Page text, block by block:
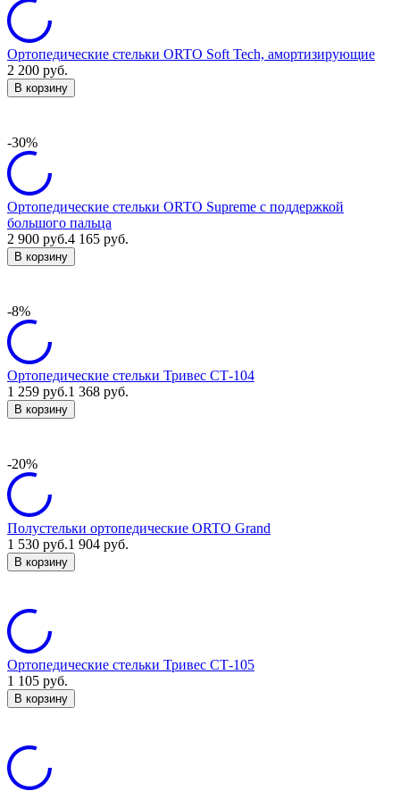
Ортопедические стельки ORTO Soft Tech, амортизирующие
2 200 руб.
В корзину
-30%
Ортопедические стельки ORTO Supreme с поддержкой
большого пальца
2 900 руб.4 165 руб.
В корзину
-8%
Ортопедические стельки Тривес СТ-104
1 259 руб.1 368 руб.
В корзину
-20%
Полустельки ортопедические ORTO Grand
1 530 руб.1 904 руб.
В корзину
Ортопедические стельки Тривес СТ-105
1 105 руб.
В корзину